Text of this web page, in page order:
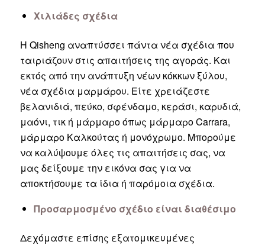
Χιλιάδες σχέδια
Η Qisheng αναπτύσσει πάντα νέα σχέδια που
ταιριάζουν στις απαιτήσεις της αγοράς. Και
εκτός από την ανάπτυξη νέων κόκκων ξύλου,
νέα σχέδια μαρμάρου. Είτε χρειάζεστε
βελανιδιά, πεύκο, σφένδαμο, κεράσι, καρυδιά,
μαόνι, τικ ή μάρμαρο όπως μάρμαρο Carrara,
μάρμαρο Καλκούτας ή μονόχρωμο. Μπορούμε
να καλύψουμε όλες τις απαιτήσεις σας, να
μας δείξουμε την εικόνα σας για να
αποκτήσουμε τα ίδια ή παρόμοια σχέδια.
Προσαρμοσμένο σχέδιο είναι διαθέσιμο
Δεχόμαστε επίσης εξατομικευμένες